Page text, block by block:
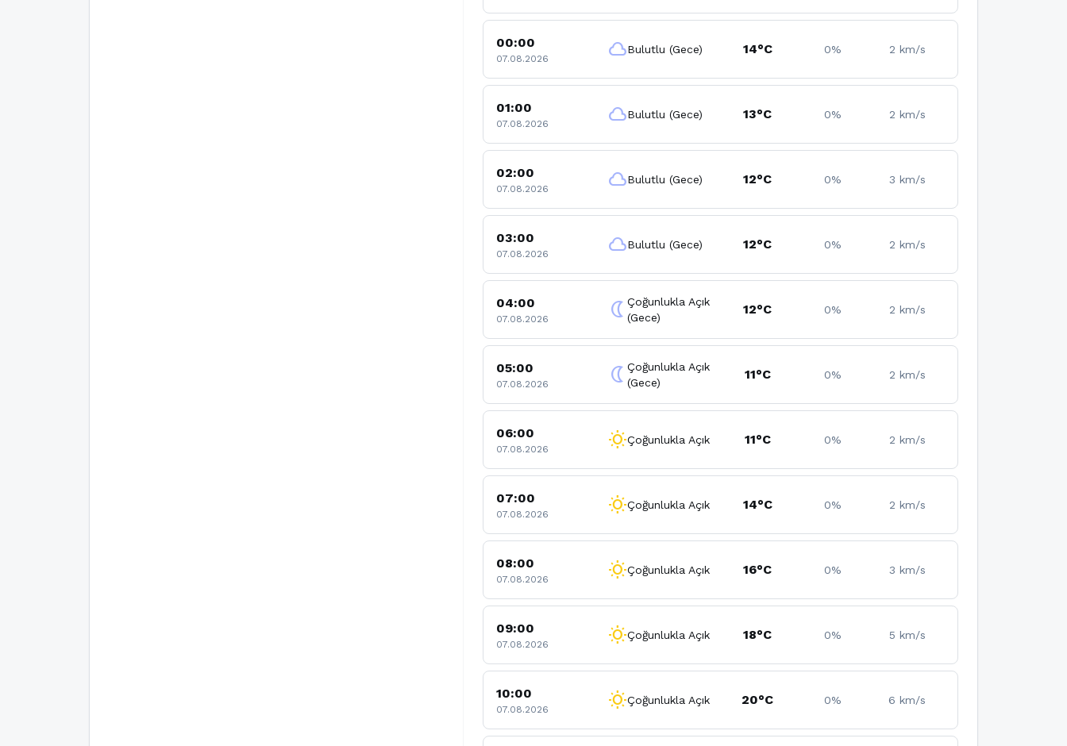
00:00
07.08.2026 cloudBulutlu (Gece) 14°C 0% 2 km/s
01:00
07.08.2026 cloudBulutlu (Gece) 13°C 0% 2 km/s
02:00
07.08.2026 cloudBulutlu (Gece) 12°C 0% 3 km/s
03:00
07.08.2026 cloudBulutlu (Gece) 12°C 0% 2 km/s
04:00
07.08.2026 nightlightÇoğunlukla Açık
(Gece)
12°C 0% 2 km/s
05:00
07.08.2026 nightlightÇoğunlukla Açık
(Gece)
11°C 0% 2 km/s
06:00
07.08.2026 wb_sunnyÇoğunlukla Açık 11°C 0% 2 km/s
07:00
07.08.2026 wb_sunnyÇoğunlukla Açık 14°C 0% 2 km/s
08:00
07.08.2026 wb_sunnyÇoğunlukla Açık 16°C 0% 3 km/s
09:00
07.08.2026 wb_sunnyÇoğunlukla Açık 18°C 0% 5 km/s
10:00
07.08.2026 wb_sunnyÇoğunlukla Açık 20°C 0% 6 km/s